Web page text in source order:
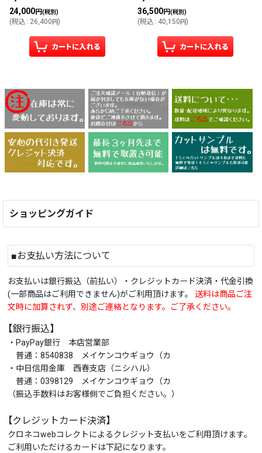
24,000円(税別)
(税込 : 26,400 円)
36,500円(税別)
(税込 : 40,150 円)
ショッピングガイド
■お支払い方法について
お支払いは銀行振込（前払い）・クレジットカード決済・代金引換
(一部商品はご利用できません)がご利用頂けます。 送料は商品ご注
文時に加算されず、別途ご連絡となります。ご了承ください。
【銀行振込】
・PayPay銀行 本店営業部
普通：8540838 メイケンコウギョウ（カ
・中日信用金庫 西春支店（ニシハル）
普通：0398129 メイケンコウギョウ（カ
（振込手数料はお客様側でご負担ください。）
【クレジットカード決済】
クロネコwebコレクトによるクレジット支払いをご利用頂けます。
ご利用いただけるカードは下記になります。